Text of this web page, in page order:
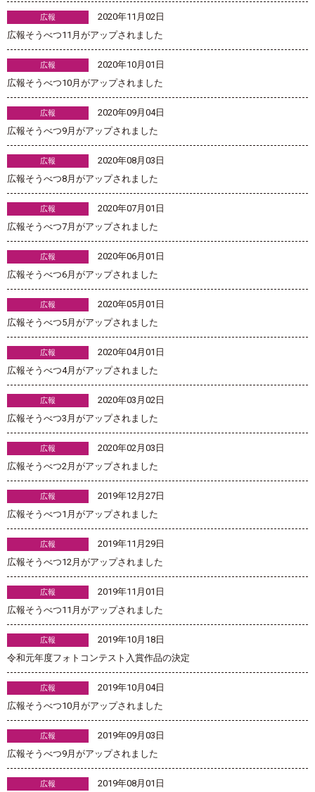
広報
2020年11月02日
広報そうべつ11月がアップされました
広報
2020年10月01日
広報そうべつ10月がアップされました
広報
2020年09月04日
広報そうべつ9月がアップされました
広報
2020年08月03日
広報そうべつ8月がアップされました
広報
2020年07月01日
広報そうべつ7月がアップされました
広報
2020年06月01日
広報そうべつ6月がアップされました
広報
2020年05月01日
広報そうべつ5月がアップされました
広報
2020年04月01日
広報そうべつ4月がアップされました
広報
2020年03月02日
広報そうべつ3月がアップされました
広報
2020年02月03日
広報そうべつ2月がアップされました
広報
2019年12月27日
広報そうべつ1月がアップされました
広報
2019年11月29日
広報そうべつ12月がアップされました
広報
2019年11月01日
広報そうべつ11月がアップされました
広報
2019年10月18日
令和元年度フォトコンテスト入賞作品の決定
広報
2019年10月04日
広報そうべつ10月がアップされました
広報
2019年09月03日
広報そうべつ9月がアップされました
広報 2019年08月01日